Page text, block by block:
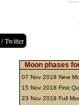
Twitter
Moon phases
07 Nov 2018 New
15 Nov 2018 First
23 Nov 2018 Full